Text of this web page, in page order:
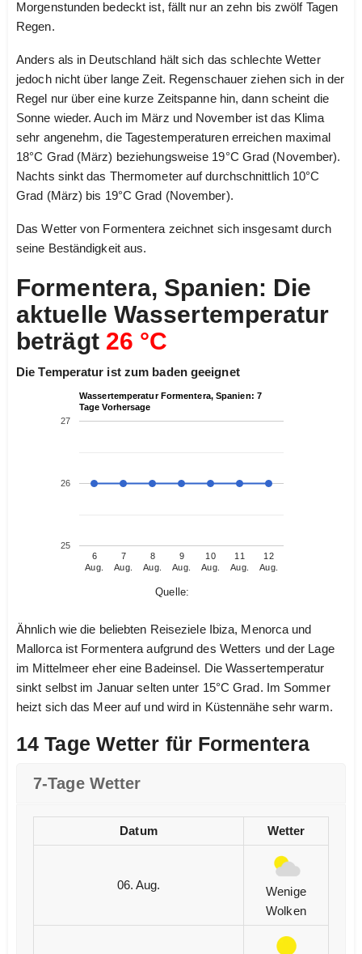
Morgenstunden bedeckt ist, fällt nur an zehn bis zwölf Tagen
Regen.
Anders als in Deutschland hält sich das schlechte Wetter
jedoch nicht über lange Zeit. Regenschauer ziehen sich in der
Regel nur über eine kurze Zeitspanne hin, dann scheint die
Sonne wieder. Auch im März und November ist das Klima
sehr angenehm, die Tagestemperaturen erreichen maximal
18°C Grad (März) beziehungsweise 19°C Grad (November).
Nachts sinkt das Thermometer auf durchschnittlich 10°C
Grad (März) bis 19°C Grad (November).
Das Wetter von Formentera zeichnet sich insgesamt durch
seine Beständigkeit aus.
Formentera, Spanien: Die
aktuelle Wassertemperatur
beträgt 26 °C
Die Temperatur ist zum baden geeignet
Wassertemperatur Formentera, Spanien: 7
Tage Vorhersage
6
Aug.
7
Aug.
8
Aug.
9
Aug.
10
Aug.
11
Aug.
12
Aug.
25
26
27
Quelle:
Ähnlich wie die beliebten Reiseziele Ibiza, Menorca und
Mallorca ist Formentera aufgrund des Wetters und der Lage
im Mittelmeer eher eine Badeinsel. Die Wassertemperatur
sinkt selbst im Januar selten unter 15°C Grad. Im Sommer
heizt sich das Meer auf und wird in Küstennähe sehr warm.
14 Tage Wetter für Formentera
7-Tage Wetter
Datum Wetter
06. Aug.
Wenige
Wolken